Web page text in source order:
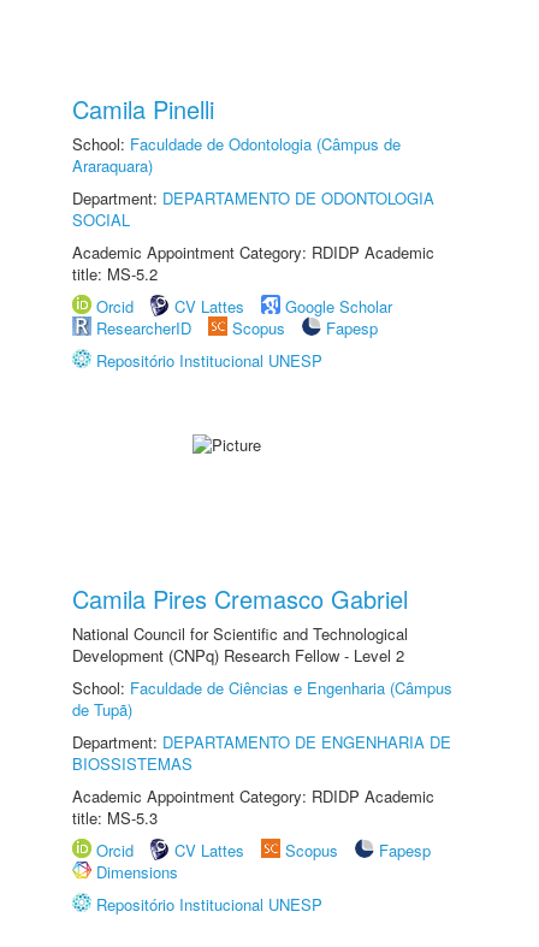
Camila Pinelli
School: Faculdade de Odontologia (Câmpus de
Araraquara)
Department: DEPARTAMENTO DE ODONTOLOGIA
SOCIAL
Academic Appointment Category: RDIDP Academic
title: MS-5.2
Orcid
CV Lattes
Google Scholar
ResearcherID
Scopus
Fapesp
Repositório Institucional UNESP
Camila Pires Cremasco Gabriel
National Council for Scientific and Technological
Development (CNPq) Research Fellow - Level 2
School: Faculdade de Ciências e Engenharia (Câmpus
de Tupã)
Department: DEPARTAMENTO DE ENGENHARIA DE
BIOSSISTEMAS
Academic Appointment Category: RDIDP Academic
title: MS-5.3
Orcid
CV Lattes Scopus
Fapesp
Dimensions
Repositório Institucional UNESP